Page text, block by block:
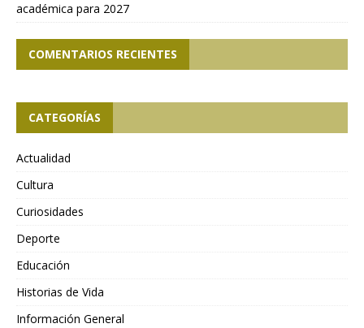
académica para 2027
COMENTARIOS RECIENTES
CATEGORÍAS
Actualidad
Cultura
Curiosidades
Deporte
Educación
Historias de Vida
Información General